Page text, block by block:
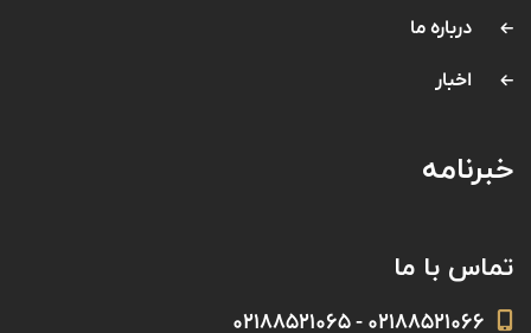
درباره ما
اخبار
خبرنامه
تماس با ما
۰۲۱۸۸۵۲۱۰۶۶ - ۰۲۱۸۸۵۲۱۰۶۵